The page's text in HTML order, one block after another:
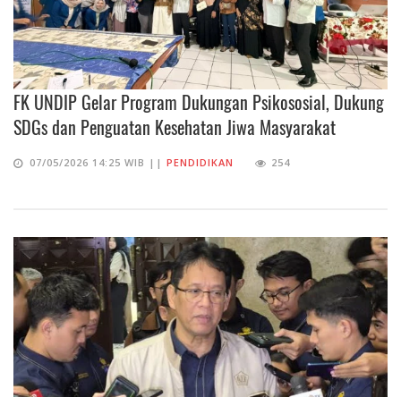
FK UNDIP Gelar Program Dukungan Psikososial, Dukung
SDGs dan Penguatan Kesehatan Jiwa Masyarakat
07/05/2026 14:25 WIB || PENDIDIKAN 254